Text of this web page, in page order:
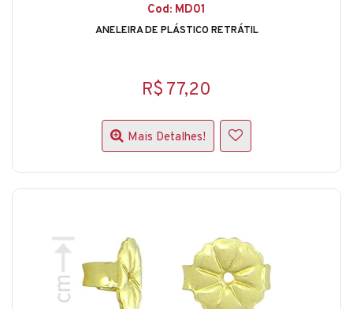
Cod: MD01
ANELEIRA DE PLÁSTICO RETRÁTIL
R$ 77,20
Mais Detalhes!